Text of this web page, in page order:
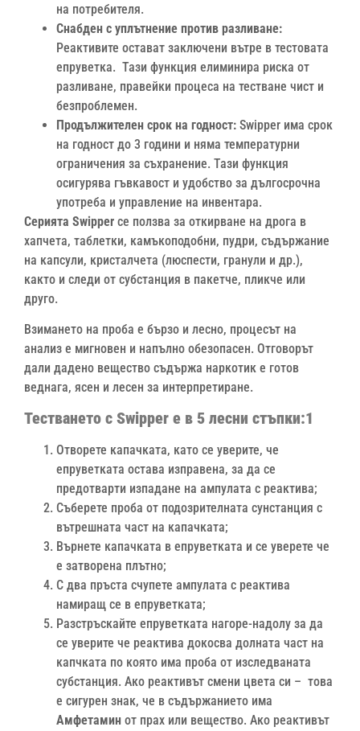
на потребителя.
Снабден с уплътнение против разливане:
Реактивите остават заключени вътре в тестовата
епруветка. Тази функция елиминира риска от
разливане, правейки процеса на тестване чист и
безпроблемен.
Продължителен срок на годност: Swipper има срок
на годност до 3 години и няма температурни
ограничения за съхранение. Тази функция
осигурява гъвкавост и удобство за дългосрочна
употреба и управление на инвентара.
Серията Swipper се ползва за откирване на дрога в
хапчета, таблетки, камъкоподобни, пудри, съдържание
на капсули, кристалчета (люспести, гранули и др.),
както и следи от субстанция в пакетче, пликче или
друго.
Взимането на проба е бързо и лесно, процесът на
анализ е мигновен и напълно обезопасен. Отговорът
дали дадено вещество съдържа наркотик е готов
веднага, ясен и лесен за интерпретиране.
Тестването с Swipper е в 5 лесни стъпки:1
Отворете капачката, като се уверите, че
епруветката остава изправена, за да се
предотварти изпадане на ампулата с реактива;
Съберете проба от подозрителната сунстанция с
вътрешната част на капачката;
Върнете капачката в епруветката и се уверете че
е затворена плътно;
С два пръста счупете ампулата с реактива
намиращ се в епруветката;
Разстръскайте епруветката нагоре-надолу за да
се уверите че реактива докосва долната част на
капчката по която има проба от изследваната
субстанция. Ако реактивът смени цвета си – това
е сигурен знак, че в съдържанието има
Амфетамин от прах или вещество. Ако реактивът